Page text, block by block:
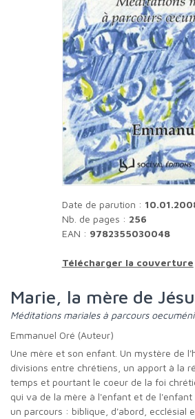
Date de parution :
Nb. de pages : 256
EAN : 9782355030048
Télécharger la couverture
Marie, la mère de
Méditations mariales à parcours
Emmanuel Oré (Auteur)
Une mère et son enfant. Un mystère de l'histoire, une source de
divisions entre chrétiens, un apport à la
temps et pourtant le coeur de la foi
qui va de la mère à l'enfant et de l'enfant
un parcours : biblique, d'abord, ecclésial